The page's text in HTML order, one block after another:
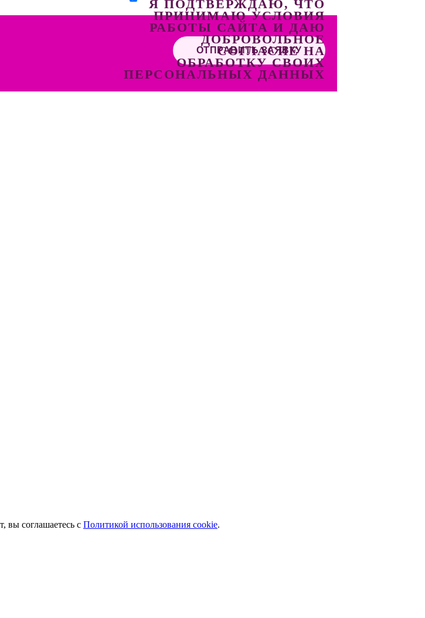
Я ПОДТВЕРЖДАЮ, ЧТО
ПРИНИМАЮ УСЛОВИЯ
РАБОТЫ САЙТА И ДАЮ
ДОБРОВОЛЬНОЕ
СОГЛАСИЕ НА
ОБРАБОТКУ СВОИХ
ПЕРСОНАЛЬНЫХ ДАННЫХ
вы соглашаетесь с Политикой использования cookie.